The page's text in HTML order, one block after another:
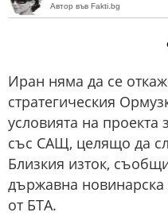
Автор във Fakti.bg
Иран няма да се
стратегическия
условията на
със САЩ, целящо да
Близкия изток,
държавна
от БТА.